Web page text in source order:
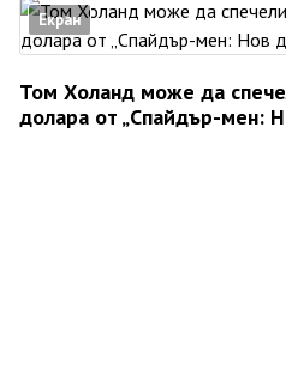
Екран
Том Холанд може да
долара от „Спайдър-мен: